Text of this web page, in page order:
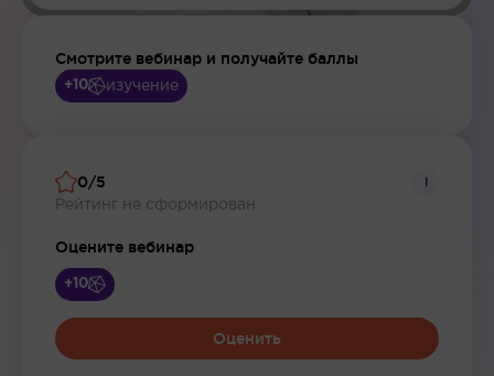
Смотрите вебинар и получайте баллы
+10 изучение
0/5
Рейтинг не сформирован
i
Оцените вебинар
+10
Оценить